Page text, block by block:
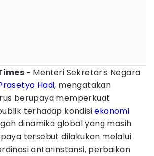
- Menteri Sekretaris Negara
Hadi, mengatakan
berupaya memperkuat
terhadap kondisiekonomi
dinamika global yang masih
tersebut dilakukan melalui
antarinstansi, perbaikan